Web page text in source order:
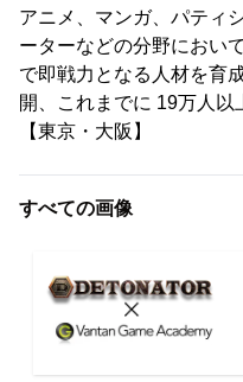
アニメ、マンガ、パティ
ーターなどの分野におい
で即戦力となる人材を育
開、これまでに 19万人以
【東京・大阪】
すべての画像